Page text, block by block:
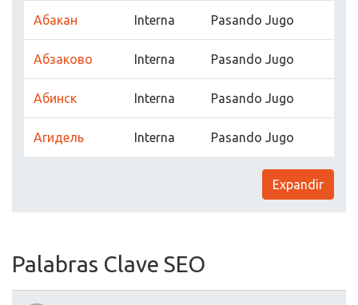
Абакан Interna Pasando Jugo
Абзаково Interna Pasando Jugo
Абинск Interna Pasando Jugo
Агидель Interna Pasando Jugo
Expandir
Palabras Clave SEO